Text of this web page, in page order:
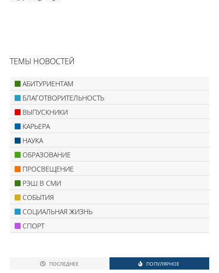
ТЕМЫ НОВОСТЕЙ
АБИТУРИЕНТАМ
БЛАГОТВОРИТЕЛЬНОСТЬ
ВЫПУСКНИКИ
КАРЬЕРА
НАУКА
ОБРАЗОВАНИЕ
ПРОСВЕЩЕНИЕ
РЭШ В СМИ
СОБЫТИЯ
СОЦИАЛЬНАЯ ЖИЗНЬ
СПОРТ
ПОСЛЕДНЕЕ ПОПУЛЯРНОЕ